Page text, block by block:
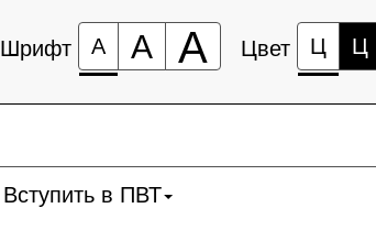
Шрифт А А А Цвет Ц Ц
Вступить в ПВТ